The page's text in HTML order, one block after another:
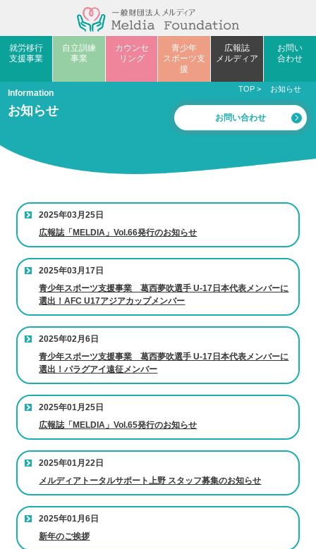
就労移行
支援事業
自立訓練
事業
カウンセ
リング
青少年
スポーツ支
援
広報誌
メルディア
お問い
合わせ
Information
お知らせ
TOP> お知らせ
お問い合わせ
2025年03月25日
広報誌「MELDIA」Vol.66発行のお知らせ
2025年03月17日
青少年スポーツ支援事業 葛西夢吹選手 U-17日本代表メンバーに
選出！AFC U17アジアカップメンバー
2025年02月6日
青少年スポーツ支援事業 葛西夢吹選手 U-17日本代表メンバーに
選出！パラグアイ遠征メンバー
2025年01月25日
広報誌「MELDIA」Vol.65発行のお知らせ
2025年01月22日
メルディアトータルサポート上野 スタッフ募集のお知らせ
2025年01月6日
新年のご挨拶